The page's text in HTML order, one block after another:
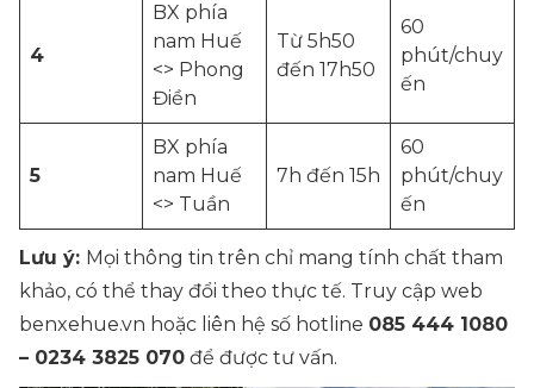
4
BX phía
nam Huế
<> Phong
Điền
Từ 5h50
đến 17h50
60
phút/chuy
ến
5
BX phía
nam Huế
<> Tuần
7h đến 15h
60
phút/chuy
ến
Lưu ý: Mọi thông tin trên chỉ mang tính chất tham
khảo, có thể thay đổi theo thực tế. Truy cập web
benxehue.vn hoặc liên hệ số hotline 085 444 1080
– 0234 3825 070 để được tư vấn.